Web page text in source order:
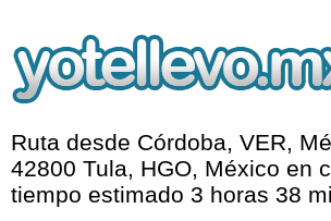
Ruta desde Córdoba, VER,
42800 Tula, HGO, México en
tiempo estimado 3 horas 38